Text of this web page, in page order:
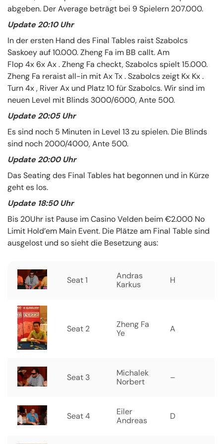
abgeben. Der Average beträgt bei 9 Spielern 207.000.
Update 20:10 Uhr
In der ersten Hand des Final Tables raist Szabolcs
Saskoey auf 10.000. Zheng Fa im BB callt. Am
Flop 4x 6x Ax . Zheng Fa checkt, Szabolcs spielt 15.000.
Zheng Fa reraist all-in mit Ax Tx . Szabolcs zeigt Kx Kx .
Turn 4x , River Ax und Platz 10 für Szabolcs. Wir sind im
neuen Level mit Blinds 3000/6000, Ante 500.
Update 20:05 Uhr
Es sind noch 5 Minuten in Level 13 zu spielen. Die Blinds
sind noch 2000/4000, Ante 500.
Update 20:00 Uhr
Das Seating des Final Tables hat begonnen und in Kürze
geht es los.
Update 18:50 Uhr
Bis 20Uhr ist Pause im Casino Velden beim €2.000 No
Limit Hold’em Main Event. Die Plätze am Final Table sind
ausgelost und so sieht die Besetzung aus:
Seat 1
Andras
Karkus
H
Seat 2
Zheng Fa
Ye
A
Seat 3
Michalek
Norbert
–
Seat 4
Eiler
Andreas
D